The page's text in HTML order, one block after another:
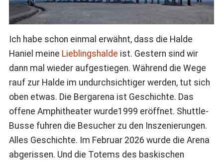
Ich habe schon einmal erwähnt, dass die Halde
Haniel meine Lieblingshalde ist. Gestern sind wir
dann mal wieder aufgestiegen. Während die Wege
rauf zur Halde im undurchsichtiger werden, tut sich
oben etwas. Die Bergarena ist Geschichte. Das
offene Amphitheater wurde1999 eröffnet. Shuttle-
Busse fuhren die Besucher zu den Inszenierungen.
Alles Geschichte. Im Februar 2026 wurde die Arena
abgerissen. Und die Totems des baskischen